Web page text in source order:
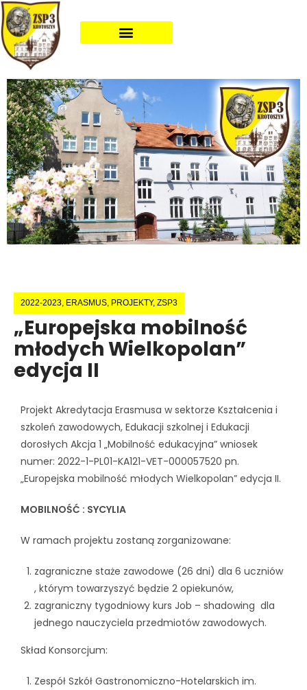
2022-2023 ERASMUS PROJEKTY, ZSP3
„Europejska mobilność
młodych Wielkopolan”
edycja II
Projekt Akredytacja Erasmusa w sektorze Kształcenia i
szkoleń zawodowych, Edukacji szkolnej i Edukacji
dorosłych Akcja 1 „Mobilność edukacyjna” wniosek
numer: 2022-1-PL01-KA121-VET-000057520 pn.
„Europejska mobilność młodych Wielkopolan” edycja II.
MOBILNOŚĆ : SYCYLIA
W ramach projektu zostaną zorganizowane:
zagraniczne staże zawodowe (26 dni) dla 6 uczniów
, którym towarzyszyć będzie 2 opiekunów,
zagraniczny tygodniowy kurs Job – shadowing dla
jednego nauczyciela przedmiotów zawodowych.
Skład Konsorcjum:
Zespół Szkół Gastronomiczno-Hotelarskich im.